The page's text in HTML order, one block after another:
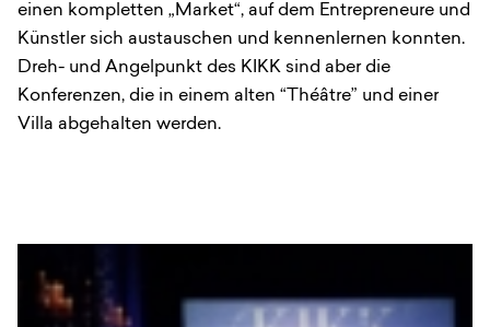
einen kompletten „Market“, auf dem Entrepreneure und
Künstler sich austauschen und kennenlernen konnten.
Dreh- und Angelpunkt des KIKK sind aber die
Konferenzen, die in einem alten “Théâtre” und einer
Villa abgehalten werden.